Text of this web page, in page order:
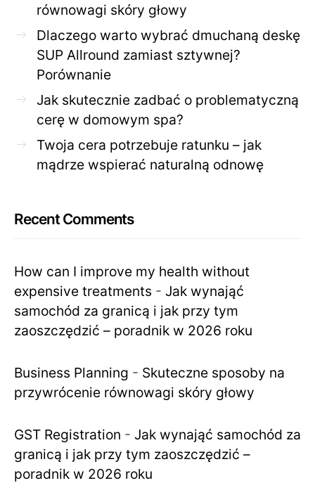
równowagi skóry głowy
Dlaczego warto wybrać dmuchaną deskę
SUP Allround zamiast sztywnej?
Porównanie
Jak skutecznie zadbać o problematyczną
cerę w domowym spa?
Twoja cera potrzebuje ratunku – jak
mądrze wspierać naturalną odnowę
Recent Comments
How can I improve my health without
expensive treatments - Jak wynająć
samochód za granicą i jak przy tym
zaoszczędzić – poradnik w 2026 roku
Business Planning - Skuteczne sposoby na
przywrócenie równowagi skóry głowy
GST Registration - Jak wynająć samochód za
granicą i jak przy tym zaoszczędzić –
poradnik w 2026 roku